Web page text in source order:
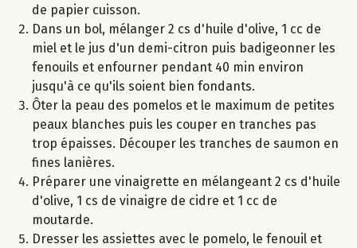
de papier cuisson.
Dans un bol, mélanger 2 cs d'huile d'olive, 1 cc de
miel et le jus d'un demi-citron puis badigeonner les
fenouils et enfourner pendant 40 min environ
jusqu'à ce qu'ils soient bien fondants.
Ôter la peau des pomelos et le maximum de petites
peaux blanches puis les couper en tranches pas
trop épaisses. Découper les tranches de saumon en
fines lanières.
Préparer une vinaigrette en mélangeant 2 cs d'huile
d'olive, 1 cs de vinaigre de cidre et 1 cc de
moutarde.
Dresser les assiettes avec le pomelo, le fenouil et